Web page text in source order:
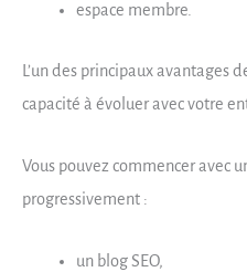
espace membre.
L’un des principaux avantages
capacité à évoluer avec votre
Vous pouvez commencer avec
progressivement :
un blog SEO,